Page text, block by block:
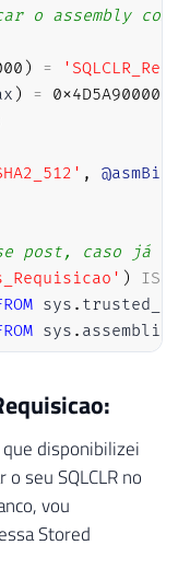
o assembly
) =
) =
, @asmBin
post, caso já
) IS
sys .
sys .
= EXTERNAL_ACCESS
confiável
disponibilizei
seu SQLCLR no
vou
Stored